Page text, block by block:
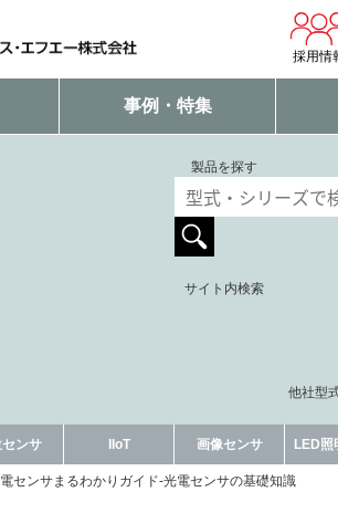
採用情
事例・特集
製品を探す
サイト内検索
他社型
ンサ IIoT 画像センサ LED照
センサまるわかりガイド-光電センサの基礎知識